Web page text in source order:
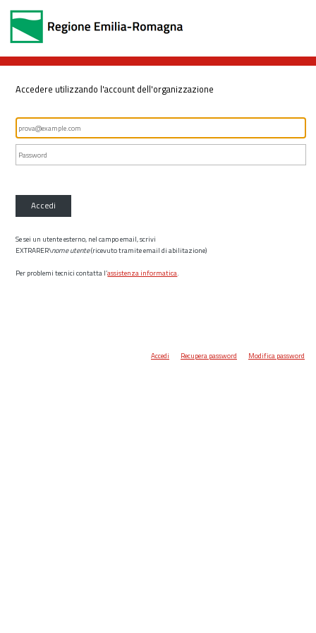
Accedere utilizzando l'account dell'organizzazione
Accedi
Se sei un utente esterno, nel campo email, scrivi
EXTRARER\nome utente(ricevuto tramite email di abilitazione)
Per problemi tecnici contatta l’assistenza informatica.
Accedi Recupera password Modifica password